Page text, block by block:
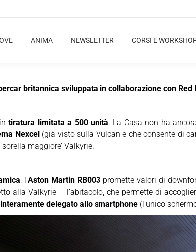
ANIMA NEWSLETTER CORSI E
britannica sviluppata in collaborazione con
intiratura limitata a 500 unità. La Casa non ha
Nexcel(già visto sulla Vulcan e che consente di
maggiore’ Valkyrie.
: l’Aston Martin RB003promette valori di
alla Valkyrie – l’abitacolo, che permette di
delegato allo smartphone (l’unico